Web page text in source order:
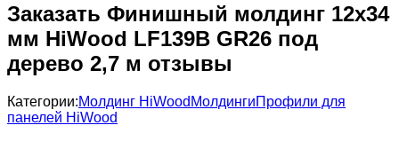
Заказать Финишный молдинг 12х34
мм HiWood LF139B GR26 под
дерево 2,7 м отзывы
Категории:Молдинг HiWood МолдингиПрофили для
панелей HiWood